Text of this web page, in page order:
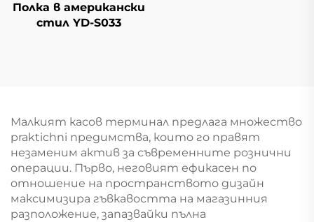
Полка в американски
стил YD-S033
Малкият касов терминал предлага множество
praktichni предимства, които го правят
незаменим актив за съвременните рознични
операции. Първо, неговият ефикасен по
отношение на пространството дизайн
максимизира гъвкавостта на магазинния
разположение, запазвайки пълна